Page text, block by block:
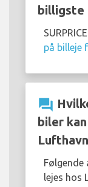
billigste
på billeje
question_answer
biler
Følgende
lejes hos